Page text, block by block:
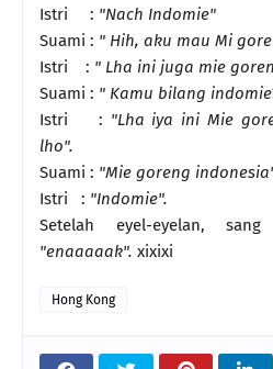
Istri : "Nach Indomie"
Suami : " Hih, aku mau Mi
Istri : " Lha ini juga mie
Suami : " Kamu bilang
Istri : "Lha iya ini Mie
lho".
Suami : "Mie goreng
Istri : "Indomie".
Setelah eyel-eyelan,
"enaaaaak". xixixi
Hong Kong